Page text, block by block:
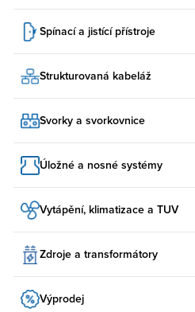
Spínací a jistící přístroje
Strukturovaná kabeláž
Svorky a svorkovnice
Úložné a nosné systémy
Vytápění, klimatizace a TUV
Zdroje a transformátory
Výprodej